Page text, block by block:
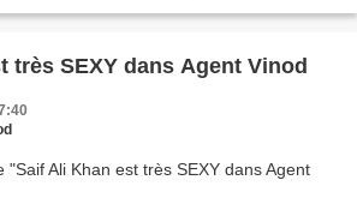
très SEXY dans Agent Vinod